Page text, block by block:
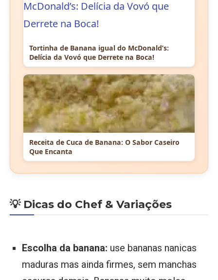
Tortinha de Banana igual do McDonald’s:
Delícia da Vovó que Derrete na Boca!
Receita de Cuca de Banana: O Sabor Caseiro
Que Encanta
💡 Dicas do Chef & Variações
Escolha da banana: use bananas nanicas
maduras mas ainda firmes, sem manchas